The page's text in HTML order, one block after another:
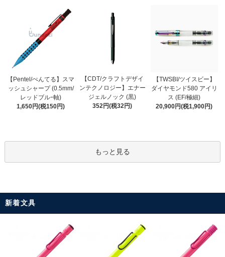
【Pentel/ぺんてる】スマ
ッシュシャープ (0.5mm/
レッドブルｰ軸)
1,650円(税150円)
【CDT/クラフトデザイ
ンテクノロジー】エナー
ジェルノック (黒)
352円(税32円)
【TWSBI/ツイスビー】
ダイヤモンド580 アイリ
ス (EF/極細)
20,900円(税1,900円)
もっと見る
新着文具